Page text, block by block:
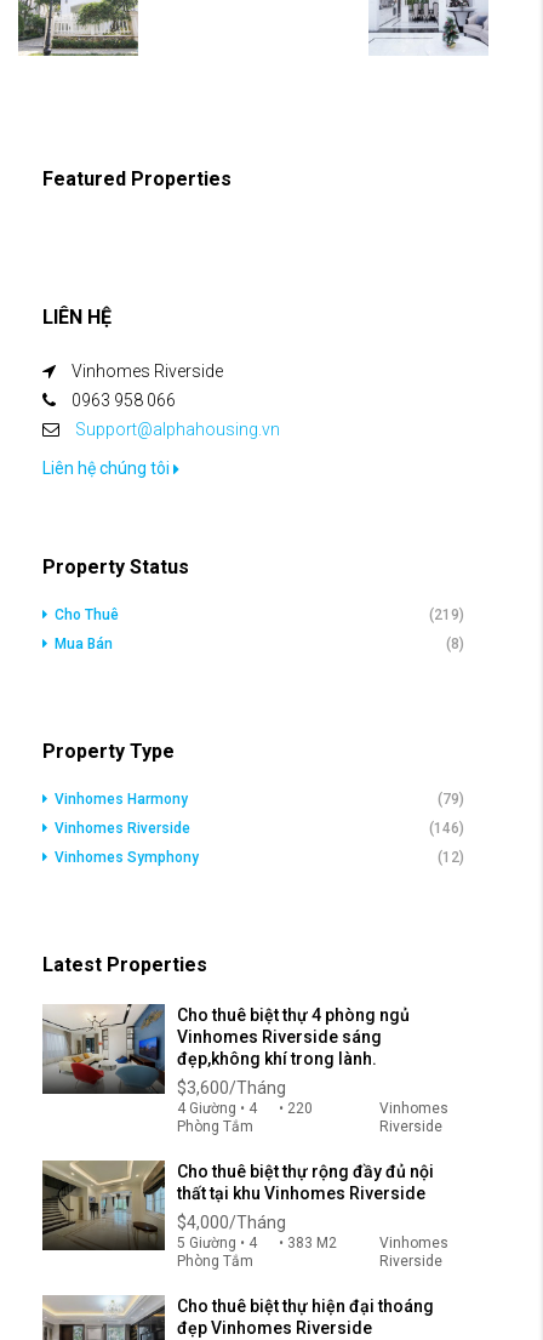
Featured Properties
LIÊN HỆ
Vinhomes Riverside
0963 958 066
Support@alphahousing.vn
Liên hệ chúng tôi
Property Status
Cho Thuê
(219)
Mua Bán
(8)
Property Type
Vinhomes Harmony
(79)
Vinhomes Riverside
(146)
Vinhomes Symphony
(12)
Latest Properties
Cho thuê biệt thự 4 phòng ngủ
Vinhomes Riverside sáng
đẹp,không khí trong lành.
$3,600/Tháng
4 Giường • 4
Phòng Tắm
• 220
Vinhomes
Riverside
Cho thuê biệt thự rộng đầy đủ nội
thất tại khu Vinhomes Riverside
$4,000/Tháng
5 Giường • 4
Phòng Tắm
• 383 M2
Vinhomes
Riverside
Cho thuê biệt thự hiện đại thoáng
đẹp Vinhomes Riverside